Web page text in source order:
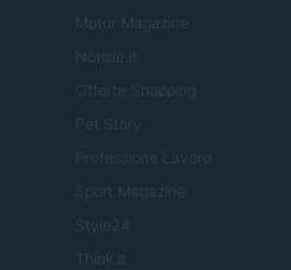
Motor Magazine
Notizie.it
Offerte Shopping
Pet Story
Professione Lavoro
Sport Magazine
Style24
Think.it